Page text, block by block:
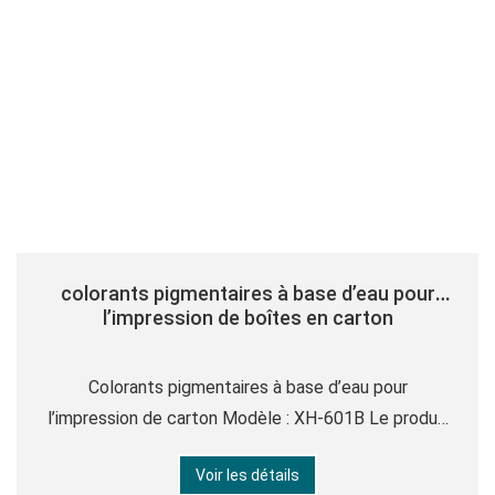
colorants pigmentaires à base d’eau pour
l’impression de boîtes en carton
Colorants pigmentaires à base d’eau pour
l’impression de carton Modèle : XH-601B Le produit
haute qualité, d’un pigment organique, d’une
Voir les détails